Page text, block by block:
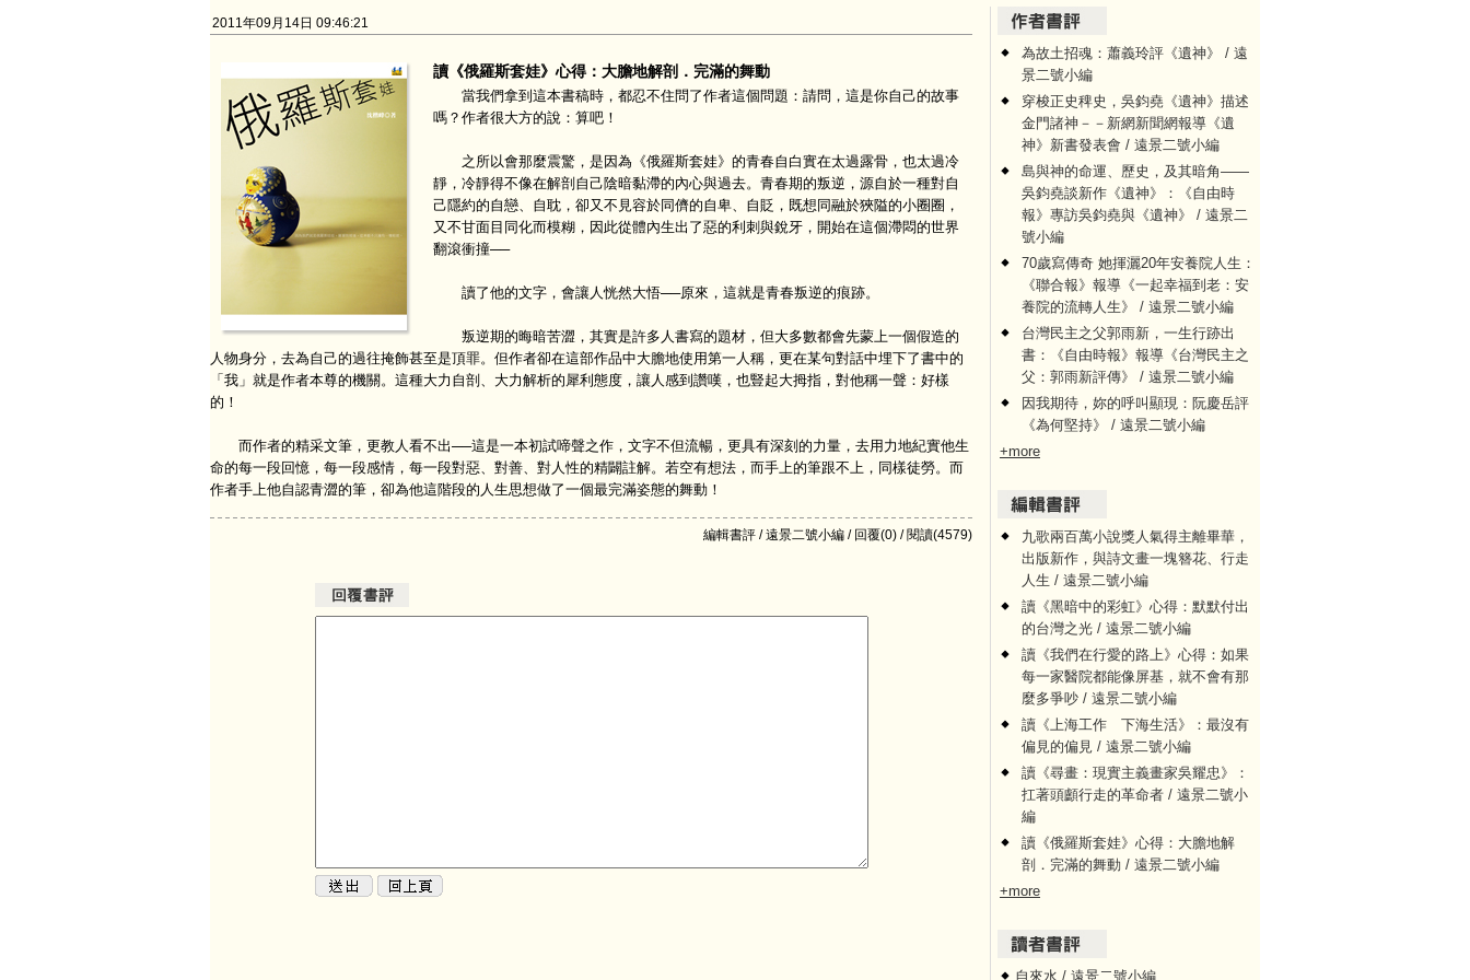
2011年09月14日 09:46:21
讀《俄羅斯套娃》心得：大膽地解剖．完滿的舞動
當我們拿到這本書稿時，都忍不住問了作者這個問題：請問，這是你自己的故事
嗎？作者很大方的說：算吧！
之所以會那麼震驚，是因為《俄羅斯套娃》的青春自白實在太過露骨，也太過冷
靜，冷靜得不像在解剖自己陰暗黏滯的內心與過去。青春期的叛逆，源自於一種對自
己隱約的自戀、自耽，卻又不見容於同儕的自卑、自貶，既想同融於狹隘的小圈圈，
又不甘面目同化而模糊，因此從體內生出了惡的利刺與銳牙，開始在這個滯悶的世界
翻滾衝撞──
讀了他的文字，會讓人恍然大悟──原來，這就是青春叛逆的痕跡。
叛逆期的晦暗苦澀，其實是許多人書寫的題材，但大多數都會先蒙上一個假造的
人物身分，去為自己的過往掩飾甚至是頂罪。但作者卻在這部作品中大膽地使用第一人稱，更在某句對話中埋下了書中的
「我」就是作者本尊的機關。這種大力自剖、大力解析的犀利態度，讓人感到讚嘆，也豎起大拇指，對他稱一聲：好樣
的！
而作者的精采文筆，更教人看不出──這是一本初試啼聲之作，文字不但流暢，更具有深刻的力量，去用力地紀實他生
命的每一段回憶，每一段感情，每一段對惡、對善、對人性的精闢註解。若空有想法，而手上的筆跟不上，同樣徒勞。而
作者手上他自認青澀的筆，卻為他這階段的人生思想做了一個最完滿姿態的舞動！
編輯書評 / 遠景二號小編 / 回覆(0) / 閱讀(4579)
為故土招魂：蕭義玲評《遺神》 / 遠
景二號小編
穿梭正史稗史，吳鈞堯《遺神》描述
金門諸神－－新網新聞網報導《遺
神》新書發表會 / 遠景二號小編
島與神的命運、歷史，及其暗角——
吳鈞堯談新作《遺神》：《自由時
報》專訪吳鈞堯與《遺神》 / 遠景二
號小編
70歲寫傳奇 她揮灑20年安養院人生：
《聯合報》報導《一起幸福到老：安
養院的流轉人生》 / 遠景二號小編
台灣民主之父郭雨新，一生行跡出
書：《自由時報》報導《台灣民主之
父：郭雨新評傳》 / 遠景二號小編
因我期待，妳的呼叫顯現：阮慶岳評
《為何堅持》 / 遠景二號小編
+more
九歌兩百萬小說獎人氣得主離畢華，
出版新作，與詩文畫一塊簪花、行走
人生 / 遠景二號小編
讀《黑暗中的彩虹》心得：默默付出
的台灣之光 / 遠景二號小編
讀《我們在行愛的路上》心得：如果
每一家醫院都能像屏基，就不會有那
麼多爭吵 / 遠景二號小編
讀《上海工作 下海生活》：最沒有
偏見的偏見 / 遠景二號小編
讀《尋畫：現實主義畫家吳耀忠》：
扛著頭顱行走的革命者 / 遠景二號小
編
讀《俄羅斯套娃》心得：大膽地解
剖．完滿的舞動 / 遠景二號小編
+more
自來水 / 遠景二號小編